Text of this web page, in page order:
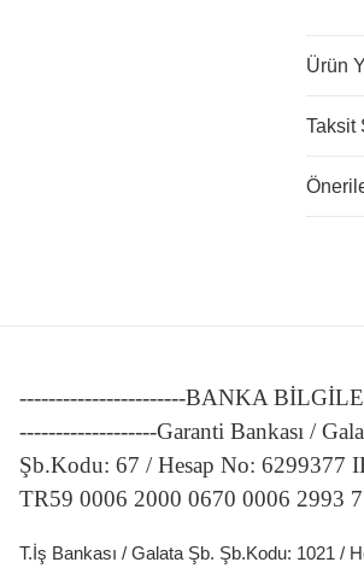
Ürün
Taksit
-----------------------BANKA
-------------------Garanti Bankası /
Şb.Kodu: 67 / Hesap No: 6299377
TR59 0006 2000 0670 0006 2993
T.İş Bankası / Galata Şb. Şb.Kodu: 1021 /